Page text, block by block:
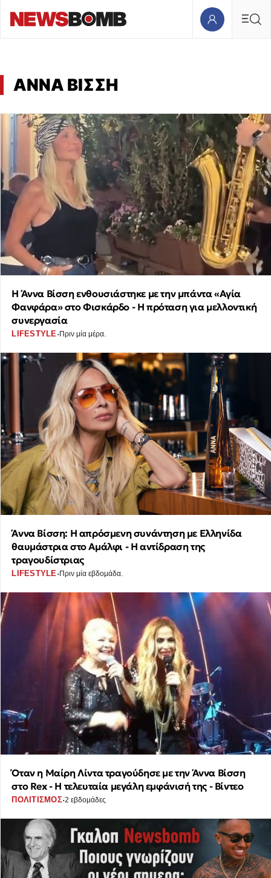
ΑΝΝΑ ΒΙΣΣΗ
Η Άννα Βίσση ενθουσιάστηκε με την μπάντα «Αγία
Φανφάρα» στο Φισκάρδο - Η πρόταση για μελλοντική
συνεργασία
LIFESTYLE·Πριν μία μέρα.
Άννα Βίσση: Η απρόσμενη συνάντηση με Ελληνίδα
θαυμάστρια στο Αμάλφι - Η αντίδραση της
τραγουδίστριας
LIFESTYLE·Πριν μία εβδομάδα.
Όταν η Μαίρη Λίντα τραγούδησε με την Άννα Βίσση
στο Rex - Η τελευταία μεγάλη εμφάνισή της - Βίντεο
ΠΟΛΙΤΙΣΜΟΣ·2 εβδομάδες